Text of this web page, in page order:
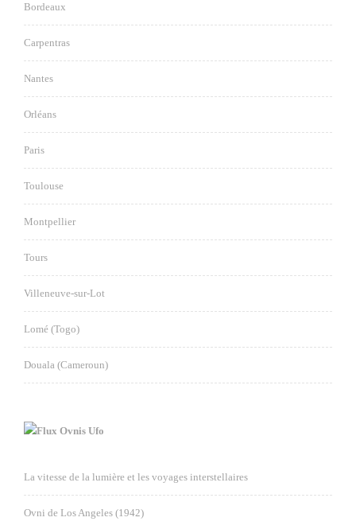
Bordeaux
Carpentras
Nantes
Orléans
Paris
Toulouse
Montpellier
Tours
Villeneuve-sur-Lot
Lomé (Togo)
Douala (Cameroun)
Ovnis Ufo
La vitesse de la lumière et les voyages interstellaires
Ovni de Los Angeles (1942)